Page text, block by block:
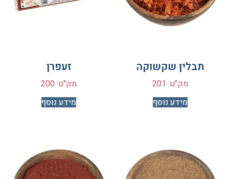
תבלין שקשוקה
מק"ט: 201
מידע נוסף
זעפרן
מק"ט: 200
מידע נוסף